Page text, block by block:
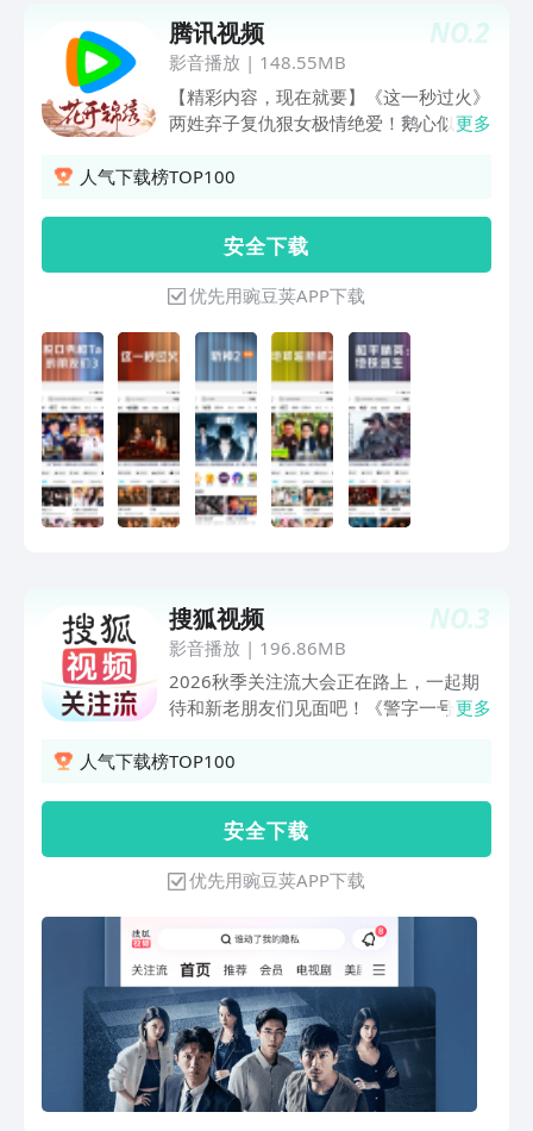
包出处，一起尖叫吧！《猪猪侠大电影之
竞速小英雄》热播中，猪猪侠开飞车啦！
【电视剧】《昭阳公主》独播中！寒门学
子李宏毅意外与公主孔雪儿一夜春风后却
被抛弃？看状元面首与执政公主相爱相
杀！《屌丝女士》系列B站持续热播中！
面一波接一波笑到停不下来！《心间错》
朱正廷怀揣半心，意外邂逅千年灵柳哈妮
克孜，奇案迭起，精怪横行！全网独播
中！《小谢尔顿》全系列B站精彩上线！
是什么模样？《万物生灵》系列B站持续
热播中！乡村兽医治愈生灵，沉浸式感受
温馨田园时光！《神秘博士》全系列B站
持续热播中！看博士携手克拉拉迎接全新
时空冒险！【纪录片】搜“暑假纪录片推
荐”获取100部小学生必看片单～《闪闪
的儿科医生4》全网独播，山城英豪守护
童年！《地球·劫后重生》聚焦多次灾难
线》《天网》系列看各种刑事案件侦破过
程！《荒野独居》系列全网独播！单挑荒
野赢大奖！【综艺】《国乐无双》每周六
20:05，经典歌曲全新改编，唱将集结，
共赴国乐佳约！《天赐的声音 第七季》
出，实力歌手组队竞演！《探宝说创团》
全国首档文博合创竞演，看文物代言人如
何用说唱歌舞让国宝活起来！
NO.2
腾讯视频
影音播放 | 148.55MB
【精彩内容，现在就要】《这一秒过火》
两姓弃子复仇狠女极情绝爱！鹅心似火，
豪蓝盈莹临危受命，硬核演习燃爆逆袭
生，揭秘失踪真相《蝉》法内狂徒极致博
弈！钟楚曦吴镇宇郑云龙烧脑狼人杀《地
球超新鲜 第2季》地球厨王大赛！刘宇宁
宋茜堵上尊严一战，孙红雷郭京飞藏锅偷
油都不省心；地球团全员cos法国宫廷装
扮，继承者之战打响！舞蹈比拼李乃文大
劈叉被拖走，林一王玉雯竟是母子？《一
饭封神 第2季》回归！风云再起，原班人
马全新赛制，残酷比拼下谁能晋级？剧毒
石头鱼下锅，见手青登场，爆浆烤羊眼惊
呆谢霆锋！不看头衔只看厨艺，世界名厨
为晋级拼了！《心动的信号 第9季》恋综
讯视频！何广智回归，瞿颖舌战小四爷全
场爆笑。《开始推理吧 第4季》动物塑副
本上线！推团秉烛夜话恐怖怪谈，下一秒
天降“残肢”，刘宇宁大惊失色嗷嗷叫，章
若楠吓得跳进金靖怀里！张凌赫、丁程
鑫、周柯宇表情包大赏可爱值超标！《寒
掀“寒战”狂潮，吴彦祖、刘俊谦正邪对
决，权斗天花板再升级！《10间敢死
队》喜剧人绝境笑对人生，绝症患者组队
实现遗愿清单《今晚正好》马思纯、陈昊
2》国漫神番回归，暑期必看！《完美世
界·剧场版》黑暗大劫降下，仙古终章，
悲壮奏响！《谷雨街后巷》穿过现实的迷
宫，欢迎光临“谷雨街后巷”。《南戏》民
国乱世迷局，一尊玉佛头牵出兄弟相杀的
宿命。《盲盒》人性盲盒善恶两面！五段
人生，每次开启都是隐藏款 《吾凰在上
之凤御四方》现代少女误入玄机界，觉醒
更多
人气下载榜TOP100
安 全 下 载
优先用豌豆荚APP下载
NO.3
搜狐视频
影音播放 | 196.86MB
2026秋季关注流大会正在路上，一起期
待和新老朋友们见面吧！《警字一号》：
草根战士逆袭封神；《战火英雄》：凌潇
动了我的隐私》独播：三桩奇案直入人性
隐秘；《谁动了我的隐私》独播：复仇女
携恨归来！揭开恶魔医生背后黑幕；《护
花》独播：演绎战乱年代家国情仇；《夙
夜集》独播：女将军复活揭开灭门真相；
《大玉儿传奇》：景甜从天真格格到铁血
太后；《假面迷情》独播：重生千金与豪
门总裁三日定情；《不思异：志怪》独
播：江湖捉妖师破解妖祟谜案；《我的宠
物少将军》独播：田曦薇演绎跨物种的奇
妙爱情；《胭脂似火》独播：许佳琪李卓
更多
人气下载榜TOP100
安 全 下 载
优先用豌豆荚APP下载